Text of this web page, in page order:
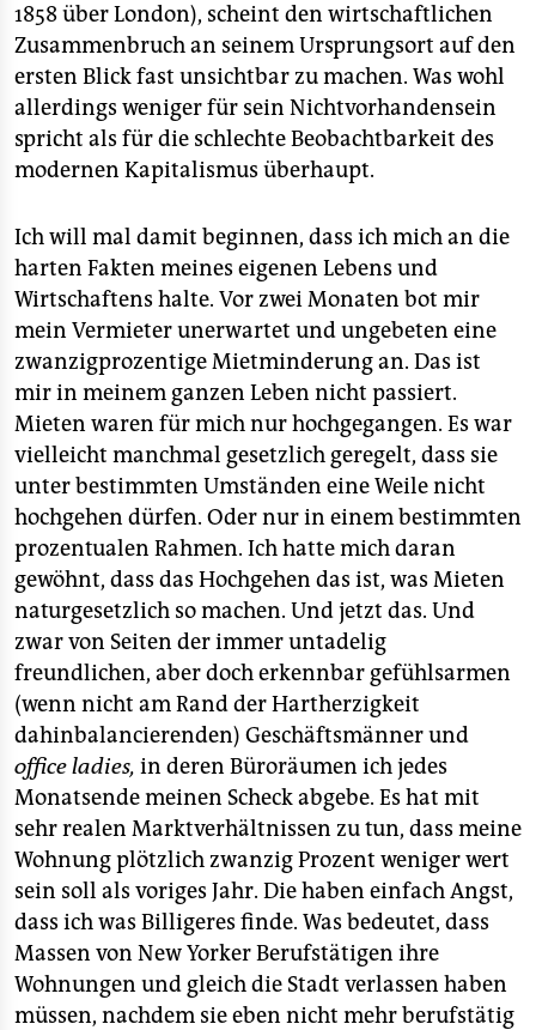
1858 über London), scheint den wirtschaftlichen
Zusammenbruch an seinem Ursprungsort auf den
ersten Blick fast unsichtbar zu machen. Was wohl
allerdings weniger für sein Nichtvorhandensein
spricht als für die schlechte Beobachtbarkeit des
modernen Kapitalismus überhaupt.
Ich will mal damit beginnen, dass ich mich an die
harten Fakten meines eigenen Lebens und
Wirtschaftens halte. Vor zwei Monaten bot mir
mein Vermieter unerwartet und ungebeten eine
zwanzigprozentige Mietminderung an. Das ist
mir in meinem ganzen Leben nicht passiert.
Mieten waren für mich nur hochgegangen. Es war
vielleicht manchmal gesetzlich geregelt, dass sie
unter bestimmten Umständen eine Weile nicht
hochgehen dürfen. Oder nur in einem bestimmten
prozentualen Rahmen. Ich hatte mich daran
gewöhnt, dass das Hochgehen das ist, was Mieten
naturgesetzlich so machen. Und jetzt das. Und
zwar von Seiten der immer untadelig
freundlichen, aber doch erkennbar gefühlsarmen
(wenn nicht am Rand der Hartherzigkeit
dahinbalancierenden) Geschäftsmänner und
office ladies, in deren Büroräumen ich jedes
Monatsende meinen Scheck abgebe. Es hat mit
sehr realen Marktverhältnissen zu tun, dass meine
Wohnung plötzlich zwanzig Prozent weniger wert
sein soll als voriges Jahr. Die haben einfach Angst,
dass ich was Billigeres finde. Was bedeutet, dass
Massen von New Yorker Berufstätigen ihre
Wohnungen und gleich die Stadt verlassen haben
müssen, nachdem sie eben nicht mehr berufstätig